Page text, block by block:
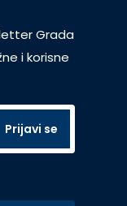
Grada
i korisne